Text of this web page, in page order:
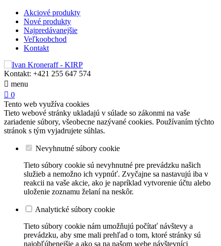
Akciové produkty
Nové produkty
Najpredávanejšie
Veľkoobchod
Kontakt
Kontakt: +421 255 647 574
 menu
 0
Tento web využíva cookies
Tieto webové stránky ukladajú v súlade so zákonmi na vaše
zariadenie súbory, všeobecne nazývané cookies. Používaním týchto
stránok s tým vyjadrujete súhlas.
Nevyhnutné súbory cookie
Tieto súbory cookie sú nevyhnutné pre prevádzku našich
služieb a nemožno ich vypnúť. Zvyčajne sa nastavujú iba v
reakcii na vaše akcie, ako je napríklad vytvorenie účtu alebo
uloženie zoznamu želaní na neskôr.
Analytické súbory cookie
Tieto súbory cookie nám umožňujú počítať návštevy a
prevádzku, aby sme mali prehľad o tom, ktoré stránky sú
najobľúbenejšie a ako sa na našom webe návštevníci